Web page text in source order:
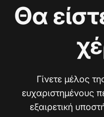
Θα
Γίνετε μέλος
ευχαριστημένους
εξαιρετική